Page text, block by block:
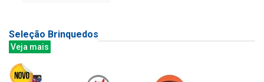
Seleção Brinquedos
Veja mais